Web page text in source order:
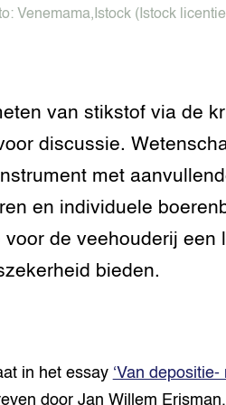
Aanpakken
Digitalisering &
en
exoten
diversiteit
Venemama, Istock(Istock
van stikstof via de
discussie.
met
en individuele
voor de veehouderij een
bieden.
in het essay ‘Van
door Jan Willem